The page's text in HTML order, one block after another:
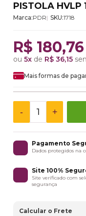
PISTOLA HVLP
Marca:PDR SKU:1718
R$ 180,76
ou 5x de R$ 36,15
Mais formas de
- +
Pagamento
Dados protegidos na
Site 100%
Site verificado com
segurança
Calcular o Frete